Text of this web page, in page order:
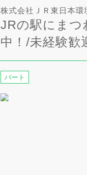
株式会社ＪＲ東日本環
JRの駅にまつ
中！/未経験歓
パート